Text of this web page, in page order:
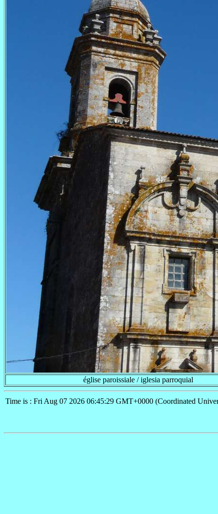
église paroissiale / iglesia parroquial
Time is : Fri Aug 07 2026 06:45:29 GMT+0000 (Coordinated